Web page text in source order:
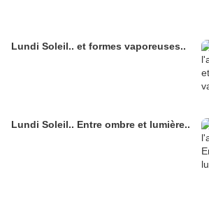
Lundi Soleil.. et formes vaporeuses..
Lundi Soleil.. Entre ombre et lumière..